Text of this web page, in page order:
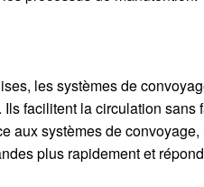
les systèmes de
facilitent la circulation
aux systèmes de
plus rapidement et